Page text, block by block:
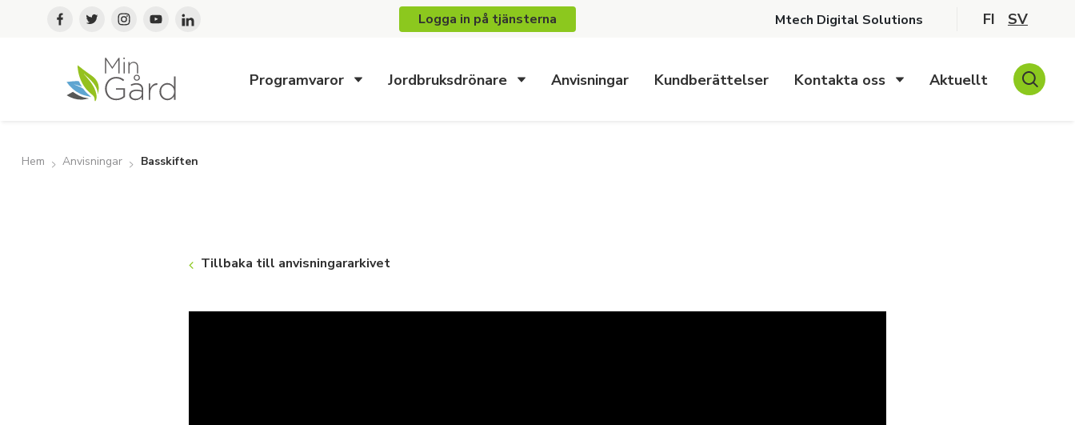
Logga in på tjänsterna Mtech Digital Solutions FI SV
Programvaror Jordbruksdrönare Anvisningar Kundberättelser Kontakta oss Aktuellt
Hem Anvisningar Basskiften
Tillbaka till anvisningararkivet